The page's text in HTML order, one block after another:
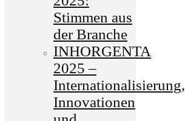
Stimmen aus
der Branche
INHORGENTA
2025 –
Internationalisierung,
Innovationen